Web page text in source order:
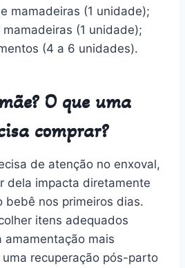
mamadeiras (1 unidade);
(1 unidade);
(4 a 6 unidades).
O que uma
comprar?
de atenção no enxoval,
dela impacta diretamente
bebê nos primeiros dias.
itens adequados
amamentação mais
recuperação pós-parto